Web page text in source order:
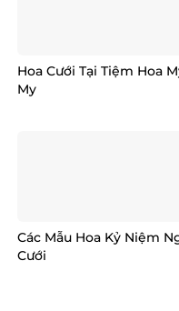
Hoa Cưới Tại Tiệm Hoa
My
Các Mẫu Hoa Kỷ Niệm
Cưới